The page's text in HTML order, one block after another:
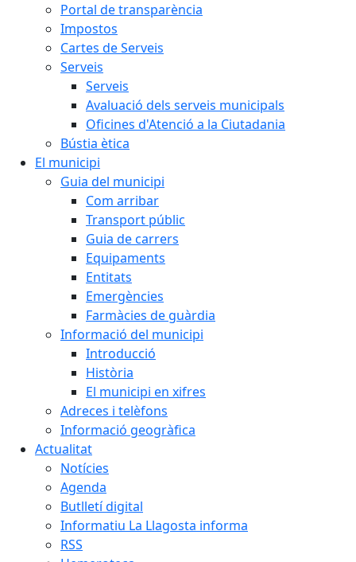
Portal de transparència
Impostos
Cartes de Serveis
Serveis
Serveis
Avaluació dels serveis municipals
Oficines d'Atenció a la Ciutadania
Bústia ètica
El municipi
Guia del municipi
Com arribar
Transport públic
Guia de carrers
Equipaments
Entitats
Emergències
Farmàcies de guàrdia
Informació del municipi
Introducció
Història
El municipi en xifres
Adreces i telèfons
Informació geogràfica
Actualitat
Notícies
Agenda
Butlletí digital
Informatiu La Llagosta informa
RSS